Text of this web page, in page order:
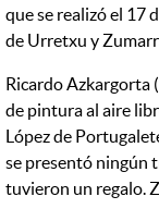
que se realizó el 17
de Urretxu y
Ricardo Azkargorta
de pintura al aire
López de
se presentó ningún
tuvieron un regalo.